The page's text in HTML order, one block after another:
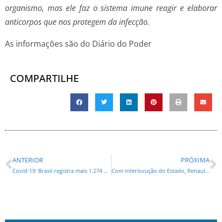
organismo, mas ele faz o sistema imune reagir e elaborar
anticorpos que nos protegem da infecção.
As informações são do Diário do Poder
COMPARTILHE
ANTERIOR
Covid-19: Brasil registra mais 1.274 mortes e 52.160 casos
PRÓXIMA
Com interlocução do Estado, Renault e sindicatos fecham acordo